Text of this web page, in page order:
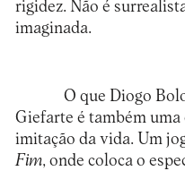
rigidez. Não é
imaginada.
O que Diogo
Giefarte é também uma
imitação da vida. Um
Fim, onde coloca o